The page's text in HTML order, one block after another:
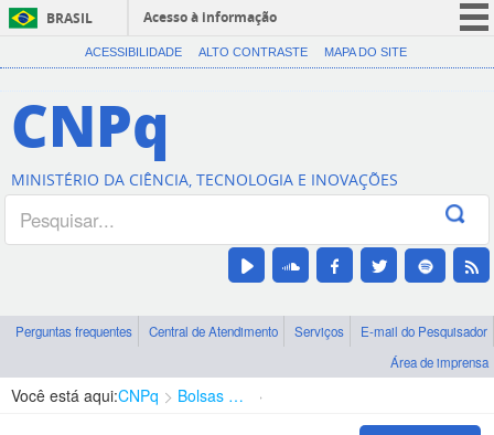
BRASIL
Acesso à informação
CORONAVÍRUS (COVID-19)
Canais
ACESSIBILIDADE ALTO CONTRASTE MAPA DO SITE
CNPq
MINISTÉRIO DA CIÊNCIA, TECNOLOGIA E INOVAÇÕES
Perguntas frequentes Central de Atendimento Serviços
E-mail do Pesquisador
Área de imprensa
Você está aqui:CNPq Bolsas e Auxílios Vigentes